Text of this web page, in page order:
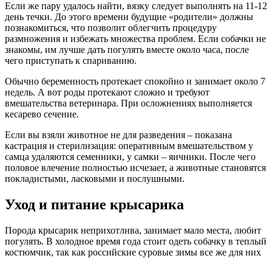
Если же пару удалось найти, вязку следует выполнять на 11-12
день течки. До этого времени будущие «родители» должны
познакомиться, что позволит облегчить процедуру
размножения и избежать множества проблем. Если собачки не
знакомы, им лучше дать погулять вместе около часа, после
чего приступать к спариванию.
Обычно беременность протекает спокойно и занимает около 7
недель. А вот роды протекают сложно и требуют
вмешательства ветеринара. При осложнениях выполняется
кесарево сечение.
Если вы взяли животное не для разведения – показана
кастрация и стерилизация: оперативным вмешательством у
самца удаляются семенники, у самки – яичники. После чего
половое влечение полностью исчезает, а животные становятся
покладистыми, ласковыми и послушными.
Уход и питание крысарика
Порода крысарик неприхотлива, занимает мало места, любит
погулять. В холодное время года стоит одеть собачку в теплый
костюмчик, так как российские суровые зимы все же для них